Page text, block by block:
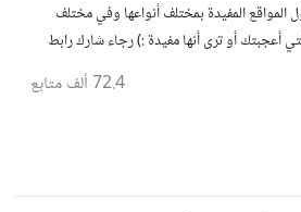
المفيدة بمختلف أنواعها وفي مختلف
أعجبتك أو ترى أنها مفيدة :) رجاء شارك رابط
72.4 ألف متابع